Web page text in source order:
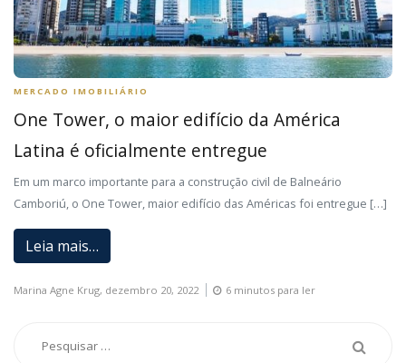
MERCADO IMOBILIÁRIO
One Tower, o maior edifício da América
Latina é oficialmente entregue
Em um marco importante para a construção civil de Balneário
Camboriú, o One Tower, maior edifício das Américas foi entregue […]
Leia mais…
Marina Agne Krug, dezembro 20, 2022 6 minutos para ler